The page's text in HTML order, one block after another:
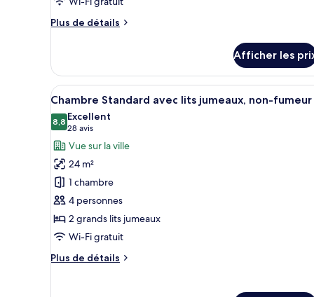
Plus de détails
Plus
Chambre
Afficher les
Afficher
toutes
les
photos
pour
ce
type
de
chambre :
Chambre
Standard
Une chambre d’hôtel avec
6
Chambre Standard avec lits jumeaux, non-fumeur
8,88,8 sur 10
Excellent
28 avis
(28 avis)
Vue sur la ville
24 m²
1 chambre
4 personnes
2 grands lits jumeaux
Wi-Fi gratuit
Plus de détails
Plus